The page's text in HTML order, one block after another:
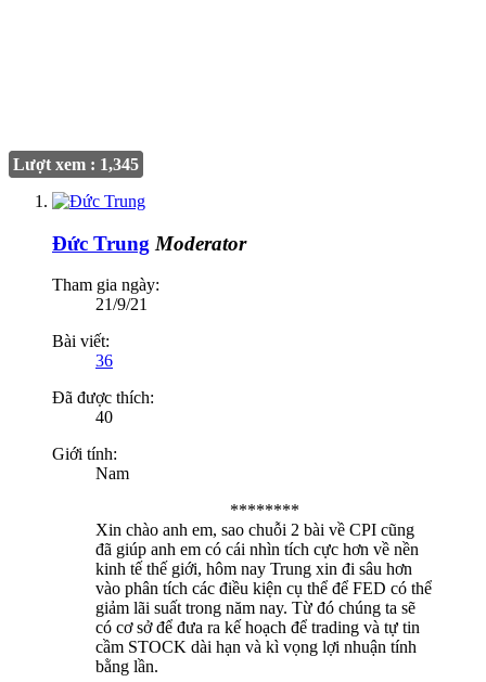
Lượt xem : 1,345
Đức Trung Moderator
Tham gia ngày:
21/9/21
Bài viết:
36
Đã được thích:
40
Giới tính:
Nam
********​
Xin chào anh em, sao chuỗi 2 bài về CPI cũng
đã giúp anh em có cái nhìn tích cực hơn về nền
kinh tế thế giới, hôm nay Trung xin đi sâu hơn
vào phân tích các điều kiện cụ thể để FED có thể
giảm lãi suất trong năm nay. Từ đó chúng ta sẽ
có cơ sở để đưa ra kế hoạch để trading và tự tin
cầm STOCK dài hạn và kì vọng lợi nhuận tính
bằng lần.